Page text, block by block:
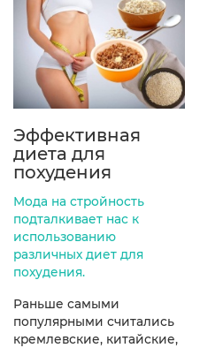
Эффективная
диета для
похудения
Мода на стройность
подталкивает нас к
использованию
различных диет для
похудения.
Раньше самыми
популярными считались
кремлевские, китайские,